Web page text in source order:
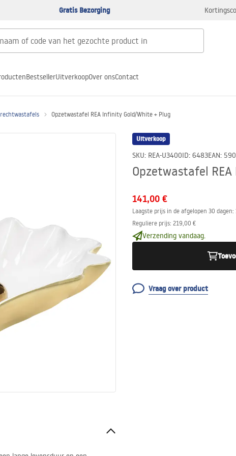
Gratis Bezorging
BestsellerUitverkoopOver onsContact
Opzetwastafel REA Infinity Gold/White + Plug
Uitverkoop
SKU: REA-U3400ID: 6483EAN:
Opzetwastafel
141,00 €
Laagste prijs in de afgelopen 30 dagen:
Reguliere prijs: 219,00 €
Verzending vandaag.
Vraag over product